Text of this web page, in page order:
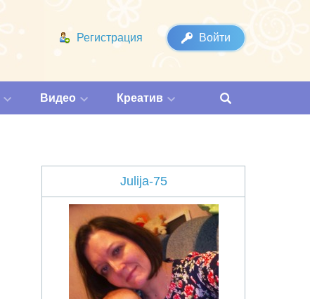
Регистрация Войти
Видео Креатив
Julija-75